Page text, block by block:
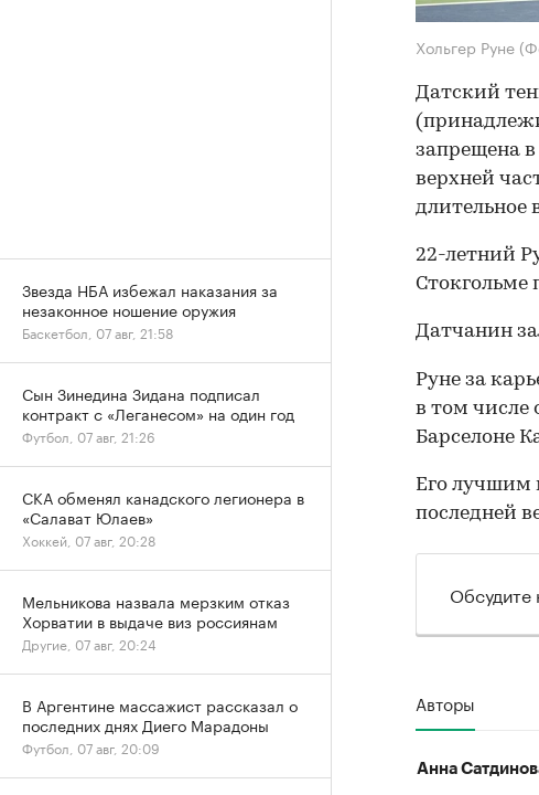
Хольгер Руне
Датский
запрещена
верхней
длительное
22-летний
Стокгольме
Датчанин
Руне за
в том числе
Барселоне
Его лучшим
последней
Обсудите
Авторы
Анна
Звезда НБА избежал наказания за
незаконное ношение оружия
Баскетбол, 07 авг, 21:58
Сын Зинедина Зидана подписал
контракт с «Леганесом» на один год
Футбол, 07 авг, 21:26
СКА обменял канадского легионера в
«Салават Юлаев»
Хоккей, 07 авг, 20:28
Мельникова назвала мерзким отказ
Хорватии в выдаче виз россиянам
Другие, 07 авг, 20:24
В Аргентине массажист рассказал о
последних днях Диего Марадоны
Футбол, 07 авг, 20:09